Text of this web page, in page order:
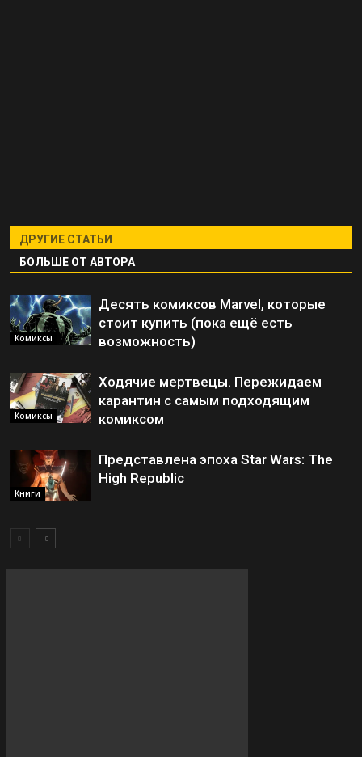
ДРУГИЕ СТАТЬИ
БОЛЬШЕ ОТ АВТОРА
Комиксы
Десять комиксов Marvel, которые
стоит купить (пока ещё есть
возможность)
Комиксы
Ходячие мертвецы. Пережидаем
карантин с самым подходящим
комиксом
Книги
Представлена эпоха Star Wars: The
High Republic